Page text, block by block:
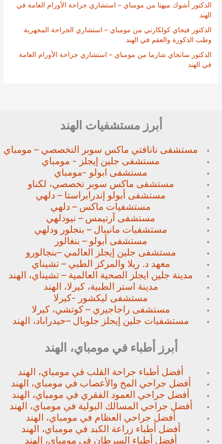
الدكتور أشوك ميهتا من مومباي – استشاري جراحة الأورام العامة في
الهند
الدكتور فيجاي كولكارني من مومباي – استشاري الجراحة المجهرية
وطب الذكورة والعقم في الهند
الدكتور سانجاي شارما من مومباي – استشاري جراحة الأورام العامة
في الهند
أبرز مستشفيات الهند
مستشفى نانافتي ماكس سوبر التخصصي – مومباي
مستشفى جلين إيجلز - مومباي
مستشفى ابولو -مومباي
مستشفى ماكس سوبر تخصصي، لكناو
مستشفى أبولو إندرابراستا – دلهي
مستشفيات ماكس – دلهي
مستشفى آرتيمس – نيودلهي
مستشفيات مانيبال – بنجلور ودلهي
مستشفى أبولو – بنغالور
مستشفى جلين إيجلز العالمي –بنجالورو
معهد د. ريلا والمركز الطبي – تشيناي
مدينة جلين ايجلز الصحية العالمية – تشيناي، الهند
مدينة استر الطبية، كيرلا، الهند
مستشفى ليكشور -كيرلا
مستشفى راجاجيري – كوتشي، كيرلا
مستشفيات جلين إيجلز جلوبال –حيدراباد، الهند
أبرز أطباء في مومباي، الهند
أفضل أطباء جراحة القلب في مومباي، الهند
أفضل جراحي المخ والأعصاب في مومباي، الهند
أفضل جراحي العمود الفقري في مومباي، الهند
أفضل جراحي المسالك البولية في مومباي، الهند
أفضل جراحي العظام في مومباي، الهند
أفضل أطباء زراعة الكبد في مومباي، الهند
أفضل أطباء السرطان في مومباي، الهند